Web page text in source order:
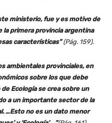
ministerio, fue y es motivo de
la primera provincia argentina
características”(Pág. 159).
ambientales provinciales, en
sobre los que debe
Ecología se crea sobre un
a un importante sector de la
…Esto no es un dato menor